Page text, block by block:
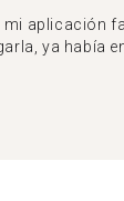
mi aplicación
ya había